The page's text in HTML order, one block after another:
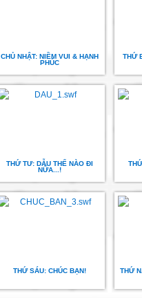
CHỦ NHẬT: NIỀM VUI & HẠNH
PHÚC
THỨ
THỨ TƯ: DẪU THẾ NÀO ĐI
NỮA...!
THỨ SÁU: CHÚC BẠN! THỨ